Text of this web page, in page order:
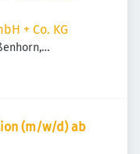
+ Co. KG
(m/w/d) ab